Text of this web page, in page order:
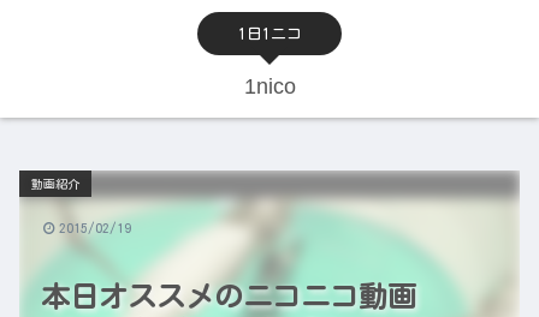
1日1ニコ
1nico
本日オススメのニコニコ動画
動画紹介
2015/02/19